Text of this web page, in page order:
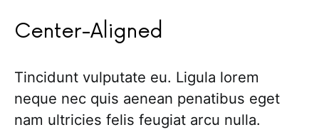
Center-Aligned
Tincidunt vulputate eu. Ligula lorem
neque nec quis aenean penatibus eget
nam ultricies felis feugiat arcu nulla.